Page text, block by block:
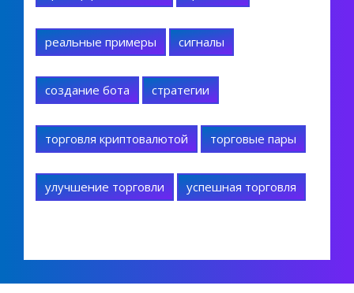
реальные примеры сигналы
создание бота стратегии
торговля криптовалютой торговые пары
улучшение торговли успешная торговля